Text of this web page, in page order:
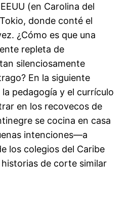
(en Carolina del
donde conté el
¿Cómo es que una
repleta de
silenciosamente
En la siguiente
pedagogía y el currículo
en los recovecos de
se cocina en casa
intenciones—a
los colegios del Caribe
de corte similar